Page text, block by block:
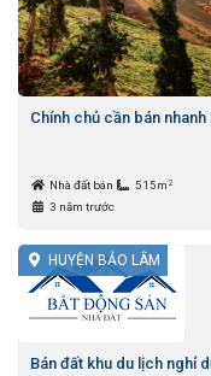
Chính chủ cần bán
Nhà đất bán 515m 2
3 năm trước
HUYỆN BẢO LÂM
Bán đất khu du lịch nghỉ